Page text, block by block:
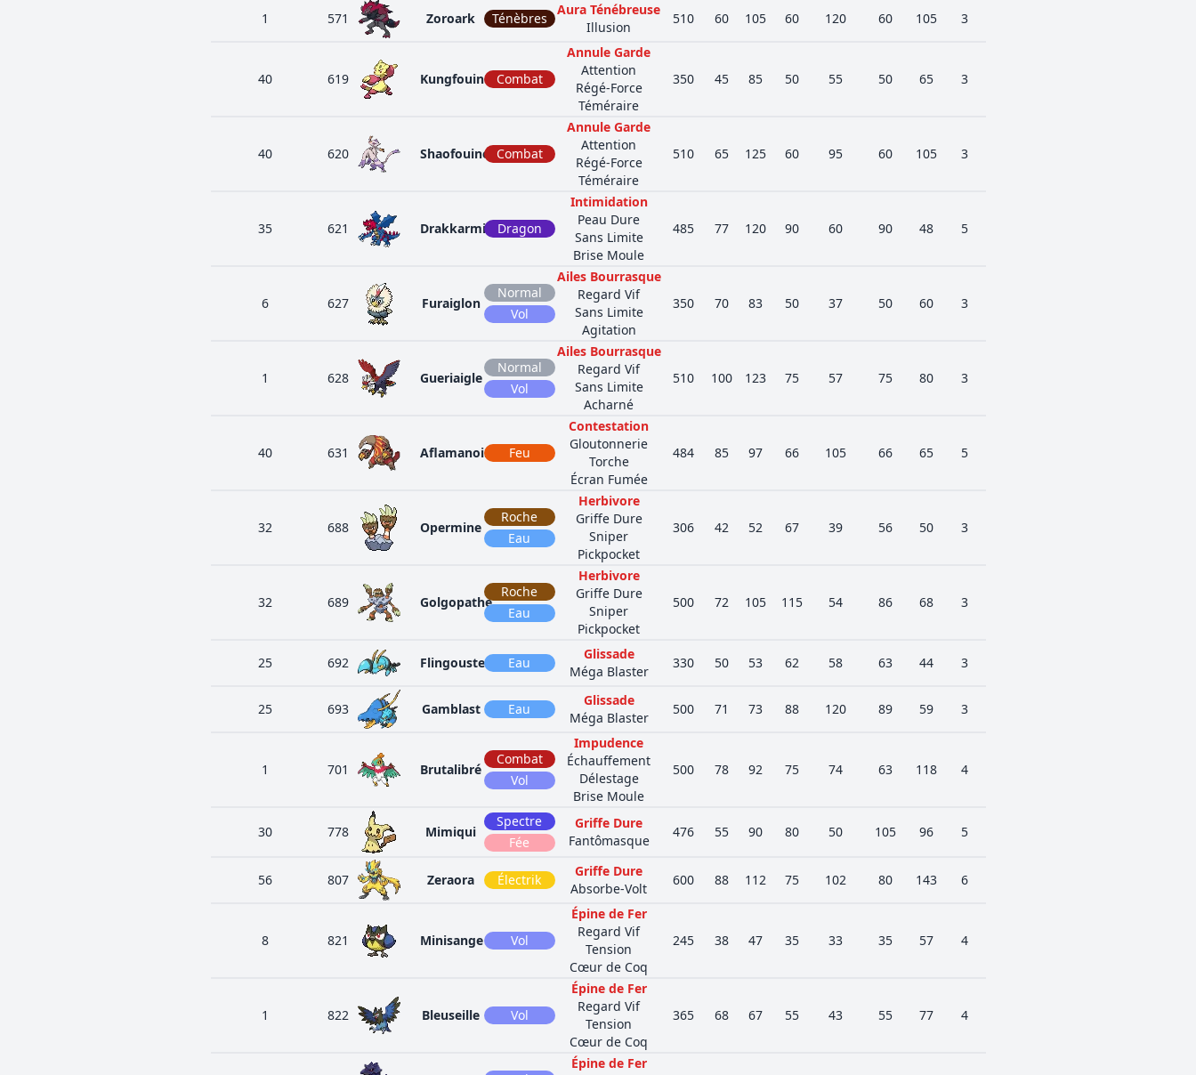
1 571 Zoroark Ténèbres
Aura Ténébreuse
Illusion
510 60 105 60 120 60 105 3
40 619 Kungfouine Combat
Annule Garde
Attention
Régé-Force
Téméraire
350 45 85 50 55 50 65 3
40 620 Shaofouine Combat
Annule Garde
Attention
Régé-Force
Téméraire
510 65 125 60 95 60 105 3
35 621 Drakkarmin Dragon
Intimidation
Peau Dure
Sans Limite
Brise Moule
485 77 120 90 60 90 48 5
6 627 Furaiglon
Normal
Vol
Ailes Bourrasque
Regard Vif
Sans Limite
Agitation
350 70 83 50 37 50 60 3
1 628 Gueriaigle
Normal
Vol
Ailes Bourrasque
Regard Vif
Sans Limite
Acharné
510 100 123 75 57 75 80 3
40 631 Aflamanoir Feu
Contestation
Gloutonnerie
Torche
Écran Fumée
484 85 97 66 105 66 65 5
32 688 Opermine
Roche
Eau
Herbivore
Griffe Dure
Sniper
Pickpocket
306 42 52 67 39 56 50 3
32 689 Golgopathe
Roche
Eau
Herbivore
Griffe Dure
Sniper
Pickpocket
500 72 105 115 54 86 68 3
25 692 Flingouste Eau
Glissade
Méga Blaster
330 50 53 62 58 63 44 3
25 693 Gamblast Eau
Glissade
Méga Blaster
500 71 73 88 120 89 59 3
1 701 Brutalibré
Combat
Vol
Impudence
Échauffement
Délestage
Brise Moule
500 78 92 75 74 63 118 4
30 778 Mimiqui
Spectre
Fée
Griffe Dure
Fantômasque
476 55 90 80 50 105 96 5
56 807 Zeraora Électrik
Griffe Dure
Absorbe-Volt
600 88 112 75 102 80 143 6
8 821 Minisange Vol
Épine de Fer
Regard Vif
Tension
Cœur de Coq
245 38 47 35 33 35 57 4
1 822 Bleuseille Vol
Épine de Fer
Regard Vif
Tension
Cœur de Coq
365 68 67 55 43 55 77 4
Épine de Fer